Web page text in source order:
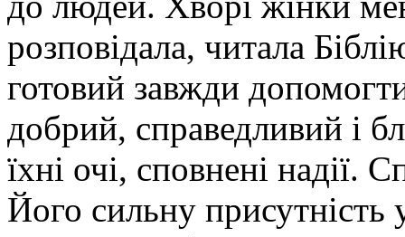
розповідала, читала
готовий завжди
добрий, справедливий і
їхні очі, сповнені надії.
Його сильну присутність